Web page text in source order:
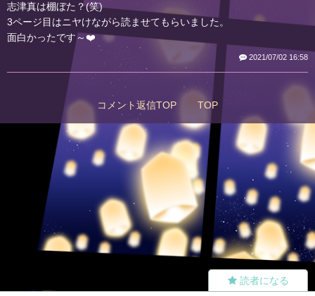
志津真は棚ぼた？(笑)
3ページ目はニヤけながら読ませてもらいました。
面白かったです～❤️
2021/07/02 16:58
コメント返信TOP TOP
読者になる